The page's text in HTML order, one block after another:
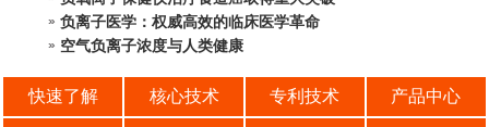
负离子医学：权威高效的临床医学革命
空气负离子浓度与人类健康
快速了解 核心技术 专利技术 产品中心